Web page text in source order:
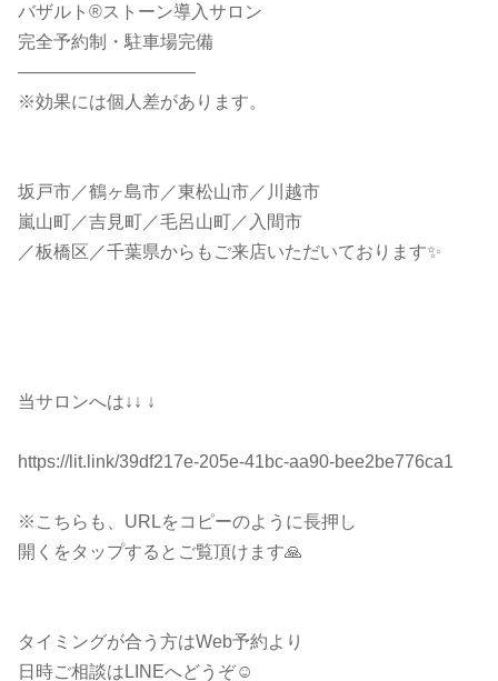
バザルト®ストーン導入サロン
完全予約制・駐車場完備
――――――――――
※効果には個人差があります。
坂戸市／鶴ヶ島市／東松山市／川越市
嵐山町／吉見町／毛呂山町／入間市
／板橋区／千葉県からもご来店いただいております✨
当サロンへは↓↓ ↓
https://lit.link/39df217e-205e-41bc-aa90-bee2be776ca1
※こちらも、URLをコピーのように長押し
開くをタップするとご覧頂けます🙏
タイミングが合う方はWeb予約より
日時ご相談はLINEへどうぞ☺️